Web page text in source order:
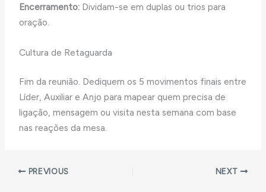
Encerramento: Dividam-se em duplas ou trios para
oração.
Cultura de Retaguarda
Fim da reunião. Dediquem os 5 movimentos finais entre
Líder, Auxiliar e Anjo para mapear quem precisa de
ligação, mensagem ou visita nesta semana com base
nas reações da mesa.
PREVIOUS NEXT